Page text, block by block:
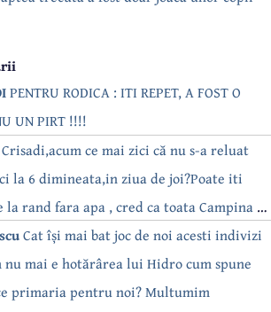
PENTRU RODICA : ITI REPET, A FOST O
UN PIRT !!!!
Crisadi,acum ce mai zici că nu s-a reluat
la 6 dimineata,in ziua de joi?Poate iti
la rand fara apa , cred ca toata Campina s-
se tot oprește apa!!
Cat își mai bat joc de noi acesti indivizi
nu mai e hotărârea lui Hidro cum spune
primaria pentru noi? Multumim